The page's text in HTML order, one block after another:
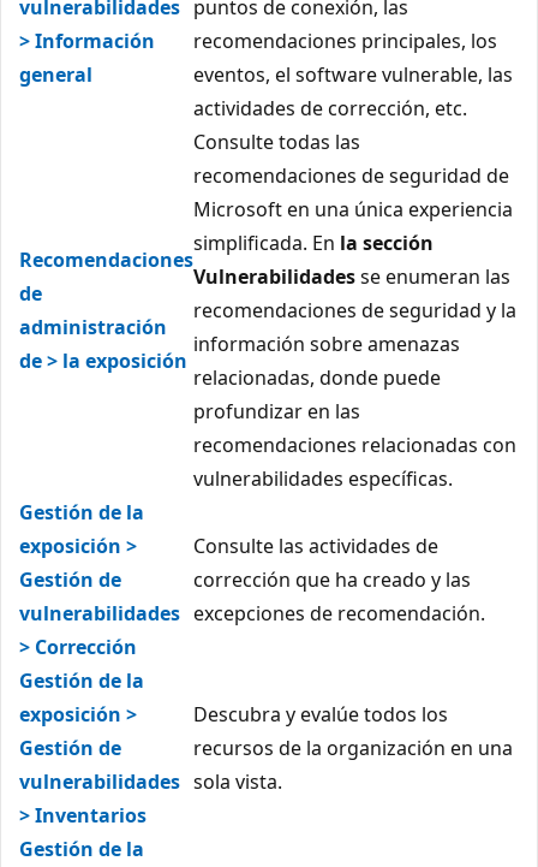
vulnerabilidades
> Información
general
puntos de conexión, las
recomendaciones principales, los
eventos, el software vulnerable, las
actividades de corrección, etc.
Recomendaciones
de
administración
de > la exposición
Consulte todas las
recomendaciones de seguridad de
Microsoft en una única experiencia
simplificada. En la sección
Vulnerabilidadesse enumeran las
recomendaciones de seguridad y la
información sobre amenazas
relacionadas, donde puede
profundizar en las
recomendaciones relacionadas con
vulnerabilidades específicas.
Gestión de la
exposición >
Gestión de
vulnerabilidades
> Corrección
Consulte las actividades de
corrección que ha creado y las
excepciones de recomendación.
Gestión de la
exposición >
Gestión de
vulnerabilidades
> Inventarios
Descubra y evalúe todos los
recursos de la organización en una
sola vista.
Gestión de la